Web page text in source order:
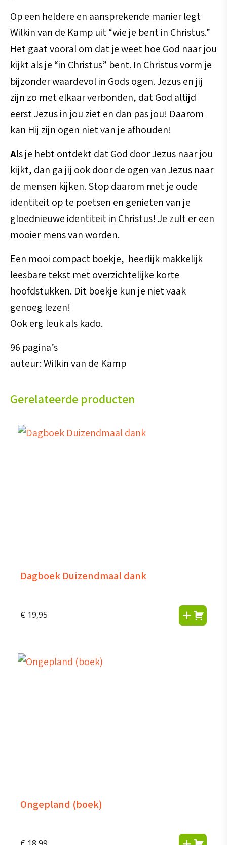
Op een heldere en aansprekende manier legt
Wilkin van de Kamp uit “wie je bent in Christus.”
Het gaat vooral om dat je weet hoe God naar jou
kijkt als je “in Christus” bent. In Christus vorm je
bijzonder waardevol in Gods ogen. Jezus en jij
zijn zo met elkaar verbonden, dat God altijd
eerst Jezus in jou ziet en dan pas jou! Daarom
kan Hij zijn ogen niet van je afhouden!
Als je hebt ontdekt dat God door Jezus naar jou
kijkt, dan ga jij ook door de ogen van Jezus naar
de mensen kijken. Stop daarom met je oude
identiteit op te poetsen en genieten van je
gloednieuwe identiteit in Christus! Je zult er een
mooier mens van worden.
Een mooi compact boekje, heerlijk makkelijk
leesbare tekst met overzichtelijke korte
hoofdstukken. Dit boekje kun je niet vaak
genoeg lezen!
Ook erg leuk als kado.
96 pagina’s
auteur: Wilkin van de Kamp
Gerelateerde producten
Dagboek Duizendmaal dank
€ 19,95
Ongepland (boek)